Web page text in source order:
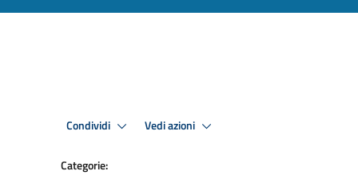
Condividi Vedi azioni
Categorie: